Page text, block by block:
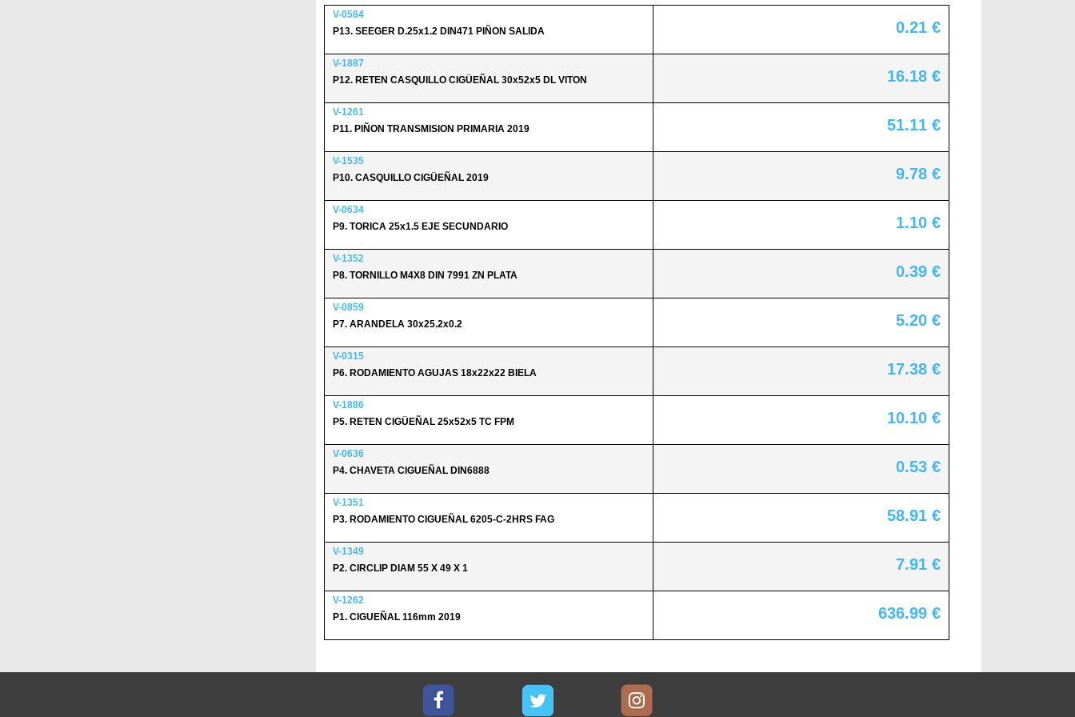
V-0584
P13. SEEGER D.25x1.2 DIN471 PIÑON SALIDA
0.21 €
V-1887
P12. RETEN CASQUILLO CIGÜEÑAL 30x52x5 DL VITON
16.18 €
V-1261
P11. PIÑON TRANSMISION PRIMARIA 2019
51.11 €
V-1535
P10. CASQUILLO CIGÜEÑAL 2019
9.78 €
V-0634
P9. TORICA 25x1.5 EJE SECUNDARIO
1.10 €
V-1352
P8. TORNILLO M4X8 DIN 7991 ZN PLATA
0.39 €
V-0859
P7. ARANDELA 30x25.2x0.2
5.20 €
V-0315
P6. RODAMIENTO AGUJAS 18x22x22 BIELA
17.38 €
V-1886
P5. RETEN CIGÜEÑAL 25x52x5 TC FPM
10.10 €
V-0636
P4. CHAVETA CIGUEÑAL DIN6888
0.53 €
V-1351
P3. RODAMIENTO CIGUEÑAL 6205-C-2HRS FAG
58.91 €
V-1349
P2. CIRCLIP DIAM 55 X 49 X 1
7.91 €
V-1262
P1. CIGUEÑAL 116mm 2019
636.99 €